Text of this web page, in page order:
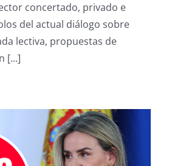
del
Ministerio
de
Educación
concertado, privado e
del actual diálogo sobre
lectiva, propuestas de
[...]